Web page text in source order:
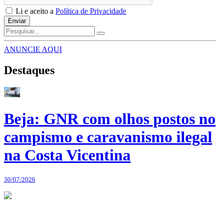
Li e aceito a Política de Privacidade
Enviar
ANUNCIE AQUI
Destaques
Beja: GNR com olhos postos no
campismo e caravanismo ilegal
na Costa Vicentina
30/07/2026